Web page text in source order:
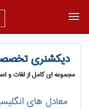
دیکشنری
مجموعه ای کامل از لغات و
معادل های